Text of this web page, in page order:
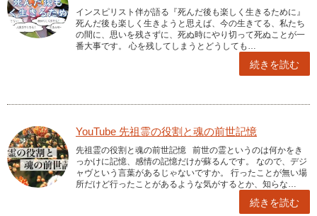
インスピリスト伴が語る『死んだ後も楽しく生きるために』
死んだ後も楽しく生きようと思えば、今の生きてる、私たち
の間に、思いを残さずに、死ぬ時にやり切って死ぬことが一
番大事です。 心を残してしまうとどうしても…
続きを読む
YouTube 先祖霊の役割と魂の前世記憶
先祖霊の役割と魂の前世記憶 前世の霊というのは何かをき
っかけに記憶、感情の記憶だけが蘇るんです。 なので、デジ
ャヴという言葉があるじゃないですか。 行ったことが無い場
所だけど行ったことがあるような気がするとか、知らな…
続きを読む